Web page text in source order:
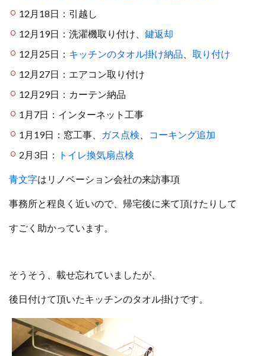
12月18日：引越し
12月19日：洗濯機取り付け、 鍵返却
12月25日： キッチンのタオル掛け納品
取り付け
12月27日：エアコン取り付け
12月29日：カーテン納品
1月7日：インターネット工事
1月19日：窓工事、
ガス点検
コーキング追加
2月3日：
トイレ換気扇点検
青文字はリノベーション会社の来訪事項
事務所と程良く近いので、帰宅後に来て頂けたりして
すごく助かっています。
そうそう、載せ忘れていましたが、
後日付けて頂いたキッチンのタオル掛けです。